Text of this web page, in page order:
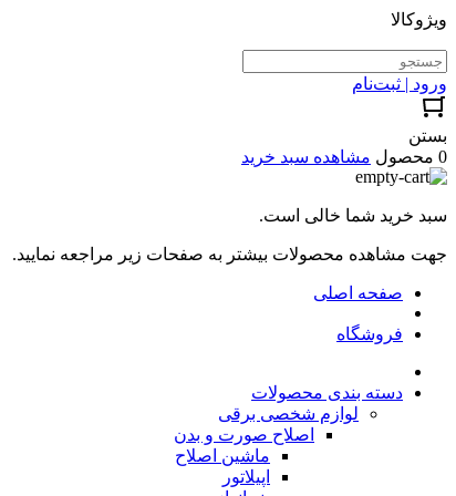
ویژوکالا
ورود | ثبت‌نام
بستن
0 محصول
مشاهده سبد خرید
سبد خرید شما خالی است.
جهت مشاهده محصولات بیشتر به صفحات زیر مراجعه نمایید.
صفحه اصلی
فروشگاه
دسته بندی محصولات
لوازم شخصی برقی
اصلاح صورت و بدن
ماشین اصلاح
اپیلاتور